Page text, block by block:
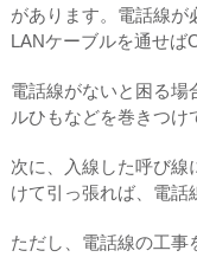
があります。電話線が
LANケーブルを通せば
電話線がないと困る場
ルひもなどを巻きつけ
次に、入線した呼び線
けて引っ張れば、電話
ただし、電話線の工事